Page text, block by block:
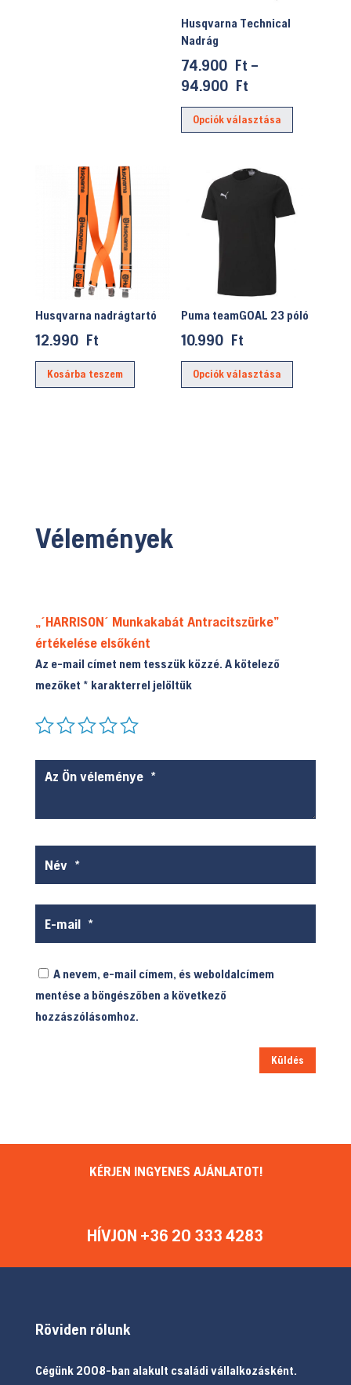
változatok
termékoldalon
választhatók
Husqvarna Technical
Nadrág
74.900 Ft –
94.900 Ft
74.900 Ft
-
Opciók választása
Ennek
van.
Husqvarna nadrágtartó
12.990 Ft
Kosárba teszem
Puma teamGOAL 23 póló
10.990 Ft
Opciók választása
Ennek
Vélemények
„´HARRISON´ Munkakabát Antracitszürke”
értékelése elsőként
Az e-mail címet nem tesszük közzé. A kötelező
mezőket * karakterrel jelöltük
A nevem, e-mail címem, és weboldalcímem
mentése a böngészőben a következő
hozzászólásomhoz.
Küldés
KÉRJEN INGYENES AJÁNLATOT!
HÍVJON +36 20 333 4283
Röviden rólunk
Cégünk 2008-ban alakult családi vállalkozásként.